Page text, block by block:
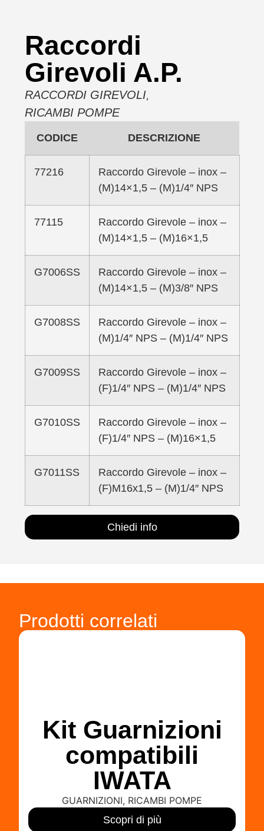
Raccordi
Girevoli A.P.
RACCORDI GIREVOLI,
RICAMBI POMPE
CODICE DESCRIZIONE
77216
Raccordo Girevole – inox –
(M)14×1,5 – (M)1/4″ NPS
77115
Raccordo Girevole – inox –
(M)14×1,5 – (M)16×1,5
G7006SS
Raccordo Girevole – inox –
(M)14×1,5 – (M)3/8″ NPS
G7008SS
Raccordo Girevole – inox –
(M)1/4″ NPS – (M)1/4″ NPS
G7009SS
Raccordo Girevole – inox –
(F)1/4″ NPS – (M)1/4″ NPS
G7010SS
Raccordo Girevole – inox –
(F)1/4″ NPS – (M)16×1,5
G7011SS
Raccordo Girevole – inox –
(F)M16x1,5 – (M)1/4″ NPS
Chiedi info
Prodotti correlati
Kit Guarnizioni
compatibili
IWATA
GUARNIZIONI, RICAMBI POMPE
Scopri di più